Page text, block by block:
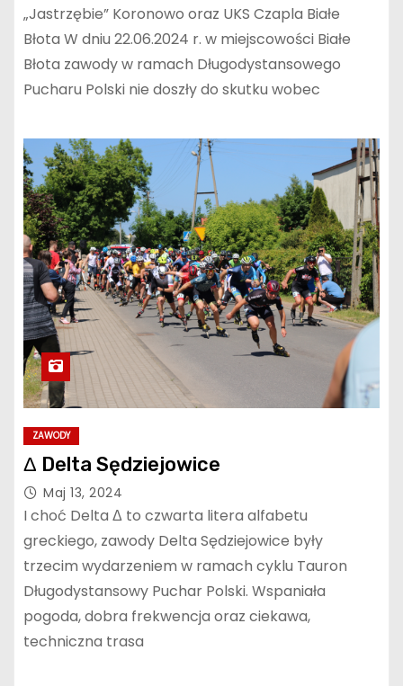
„Jastrzębie” Koronowo oraz UKS Czapla Białe
Błota W dniu 22.06.2024 r. w miejscowości Białe
Błota zawody w ramach Długodystansowego
Pucharu Polski nie doszły do skutku wobec
ZAWODY
Δ Delta Sędziejowice
Maj 13, 2024
I choć Delta Δ to czwarta litera alfabetu
greckiego, zawody Delta Sędziejowice były
trzecim wydarzeniem w ramach cyklu Tauron
Długodystansowy Puchar Polski. Wspaniała
pogoda, dobra frekwencja oraz ciekawa,
techniczna trasa